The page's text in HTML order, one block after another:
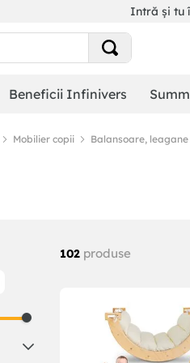
Intră și tu
Beneficii Infinivers
Mobilier copii Balansoare,
102 produse